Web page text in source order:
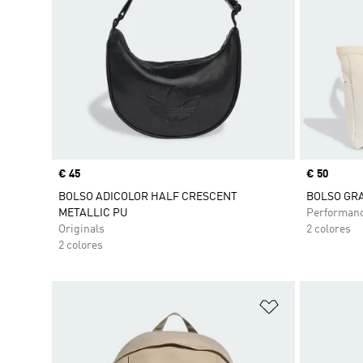
Precio
€ 45
BOLSO ADICOLOR HALF CRESCENT
METALLIC PU
Originals
2 colores
Precio
€ 50
BOLSO
2 colores